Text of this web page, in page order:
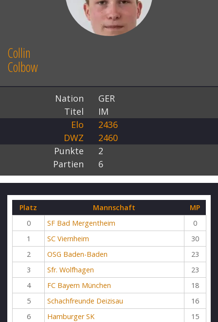
Collin
Colbow
Nation
GER
Titel
IM
Elo
2436
DWZ
2460
Punkte
2
Partien
6
Platz Mannschaft
MP
0
SF Bad Mergentheim
0
1
SC Viernheim
30
2
OSG Baden-Baden
23
3
Sfr. Wolfhagen
23
4
FC Bayern München
18
5
Schachfreunde Deizisau
16
6
Hamburger SK
15